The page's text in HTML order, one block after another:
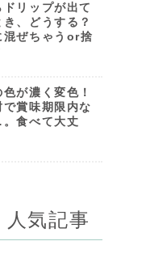
ドリップが出て
き、どうする？
混ぜちゃうor捨
色が濃く変色！
で賞味期限内な
食べて大丈
気記事